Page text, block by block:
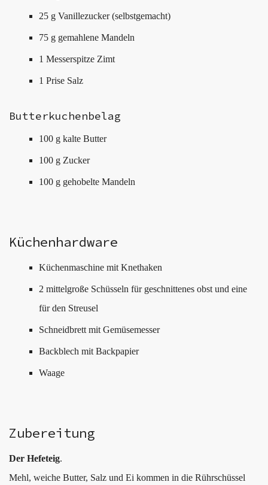
25 g Vanillezucker (selbstgemacht)
75 g gemahlene Mandeln
1 Messerspitze Zimt
1 Prise Salz
Butterkuchenbelag
100 g kalte Butter
100 g Zucker
100 g gehobelte Mandeln
Küchenhardware
Küchenmaschine mit Knethaken
2 mittelgroße Schüsseln für geschnittenes obst und eine
für den Streusel
Schneidbrett mit Gemüsemesser
Backblech mit Backpapier
Waage
Zubereitung
Der Hefeteig.
Mehl, weiche Butter, Salz und Ei kommen in die Rührschüssel